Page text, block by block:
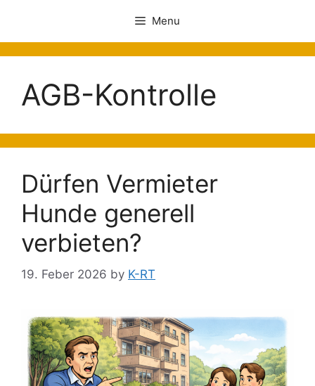
Menu
AGB-Kontrolle
Dürfen Vermieter
Hunde generell
verbieten?
19. Feber 2026 by K-RT